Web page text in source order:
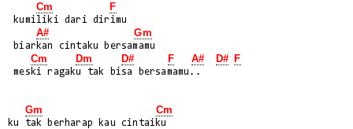
Cm F
A# Gm
Cm Dm D# F A# D# F
meski ragaku tak bisa bersamamu..
Gm Cm
ku tak berharap kau cintaiku